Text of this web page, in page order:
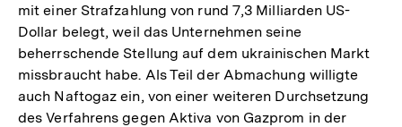
mit einer Strafzahlung von rund 7,3 Milliarden US-
Dollar belegt, weil das Unternehmen seine
beherrschende Stellung auf dem ukrainischen Markt
missbraucht habe. Als Teil der Abmachung willigte
auch Naftogaz ein, von einer weiteren Durchsetzung
des Verfahrens gegen Aktiva von Gazprom in der